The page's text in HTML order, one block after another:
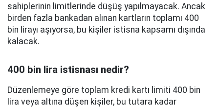
sahiplerinin limitlerinde düşüş yapılmayacak. Ancak
birden fazla bankadan alınan kartların toplamı 400
bin lirayı aşıyorsa, bu kişiler istisna kapsamı dışında
kalacak.
400 bin lira istisnası nedir?
Düzenlemeye göre toplam kredi kartı limiti 400 bin
lira veya altına düşen kişiler, bu tutara kadar